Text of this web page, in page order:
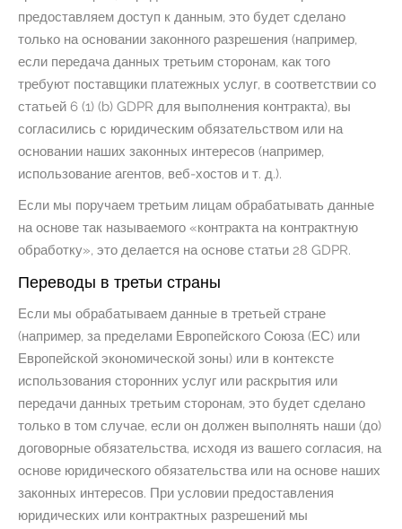
предоставляем доступ к данным, это будет сделано
только на основании законного разрешения (например,
если передача данных третьим сторонам, как того
требуют поставщики платежных услуг, в соответствии со
статьей 6 (1) (b) GDPR для выполнения контракта), вы
согласились с юридическим обязательством или на
основании наших законных интересов (например,
использование агентов, веб-хостов и т. д.).
Если мы поручаем третьим лицам обрабатывать данные
на основе так называемого «контракта на контрактную
обработку», это делается на основе статьи 28 GDPR.
Переводы в третьи страны
Если мы обрабатываем данные в третьей стране
(например, за пределами Европейского Союза (ЕС) или
Европейской экономической зоны) или в контексте
использования сторонних услуг или раскрытия или
передачи данных третьим сторонам, это будет сделано
только в том случае, если он должен выполнять наши (до)
договорные обязательства, исходя из вашего согласия, на
основе юридического обязательства или на основе наших
законных интересов. При условии предоставления
юридических или контрактных разрешений мы